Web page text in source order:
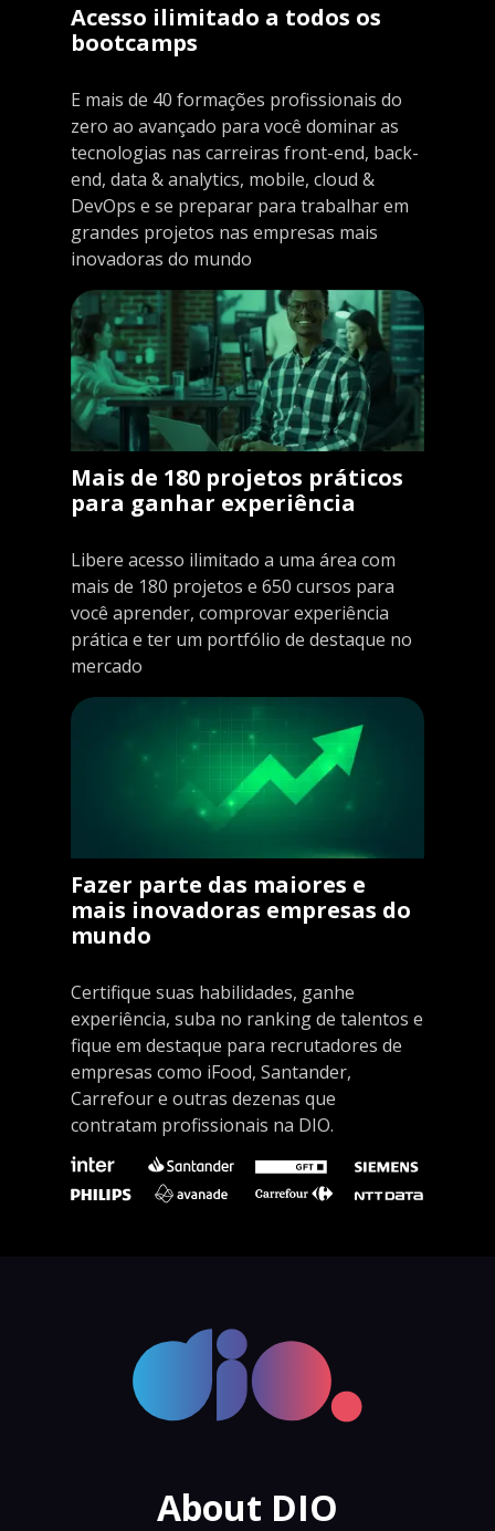
Acesso ilimitado a todos os
bootcamps
E mais de 40 formações profissionais do
zero ao avançado para você dominar as
tecnologias nas carreiras front-end, back-
end, data & analytics, mobile, cloud &
DevOps e se preparar para trabalhar em
grandes projetos nas empresas mais
inovadoras do mundo
Mais de 180 projetos práticos
para ganhar experiência
Libere acesso ilimitado a uma área com
mais de 180 projetos e 650 cursos para
você aprender, comprovar experiência
prática e ter um portfólio de destaque no
mercado
Fazer parte das maiores e
mais inovadoras empresas do
mundo
Certifique suas habilidades, ganhe
experiência, suba no ranking de talentos e
fique em destaque para recrutadores de
empresas como iFood, Santander,
Carrefour e outras dezenas que
contratam profissionais na DIO.
About DIO